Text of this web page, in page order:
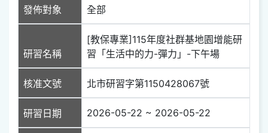
發佈對象 全部
研習名稱
[教保專業]115年度社群基地園增能研
習「生活中的力-彈力」-下午場
核准文號 北市研習字第1150428067號
研習日期 2026-05-22 ~ 2026-05-22